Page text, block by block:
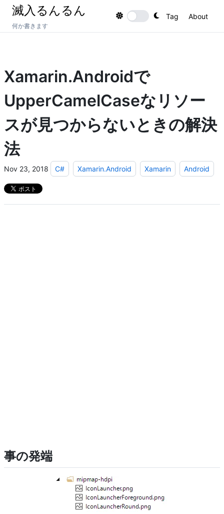
滅入るんるん
何か書きます
Toggle theme
Tag About
Xamarin.Androidで
UpperCamelCaseなリソー
スが見つからないときの解決
法
Nov 23, 2018 C# Xamarin.Android Xamarin Android
事の発端